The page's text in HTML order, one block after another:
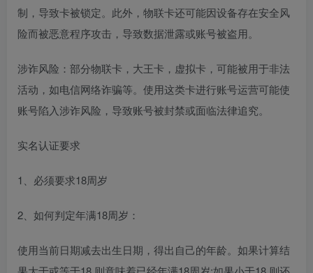
制，导致卡被锁定。此外，物联卡还可能因设备存在安全风
险而被恶意程序攻击，导致数据泄露或账号被盗用。
涉诈风险：部分物联卡，大王卡，虚拟卡，可能被用于非法
活动，如电信网络诈骗等。使用这类卡进行账号运营可能使
账号陷入涉诈风险，导致账号被封禁或面临法律追究。
实名认证要求
1、必须要求18周岁
2、如何判定年满18周岁：
使用当前日期减去出生日期，得出自己的年龄。如果计算结